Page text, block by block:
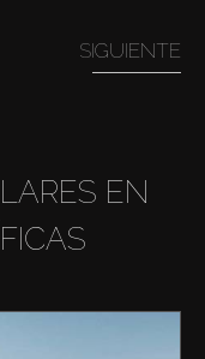
SIGUIENTE
EN